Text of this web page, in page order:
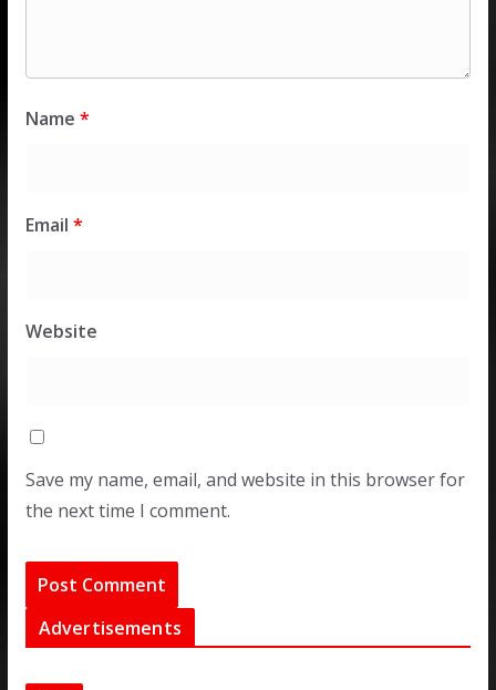
Name *
Email *
Website
Save my name, email, and website in this browser for
the next time I comment.
Advertisements